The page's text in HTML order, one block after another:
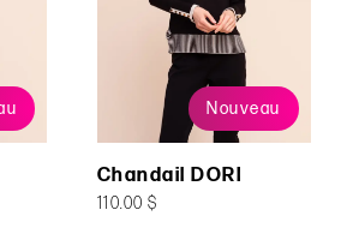
Nouveau
Chandail DORI
110.00 $